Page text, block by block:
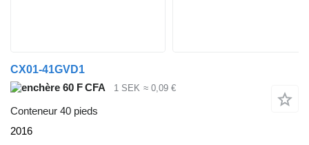
CX01-41GVD1
60 F CFA
1 SEK ≈ 0,09 €
Conteneur 40 pieds
2016